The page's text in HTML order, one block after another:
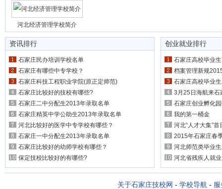
河北经济管理学校简介
资讯排行
石家庄民办培训学校名单
石家庄有哪些中专学校？
石家庄科技工程职业学院(原正定师范)
石家庄比较好的技校有哪些?
石家庄二中分配生2013年录取名单
石家庄精英中学公助生2013年录取名单
河北比较好的医学中专学校有哪些？
石家庄一中分配生2013年录取名单
石家庄比较好的幼师学校有哪些？
保定技校比较好的有哪些?
创业就业排行
石家庄高校毕业
档案管理新规
石家庄高校毕业
3月25日海航来石
石家庄创业孵化
我的第一桶金
河北“人才大集”
2015年石家庄春
河北师范类毕业
河北省残疾人就
关于石家庄技校网 - 学校导航 -